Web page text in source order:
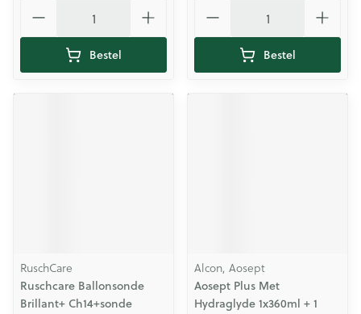
Bestel Bestel
RuschCare
Ruschcare Ballonsonde
Brillant+ Ch14+sonde
Alcon, Aosept
Aosept Plus Met
Hydraglyde 1x360ml + 1